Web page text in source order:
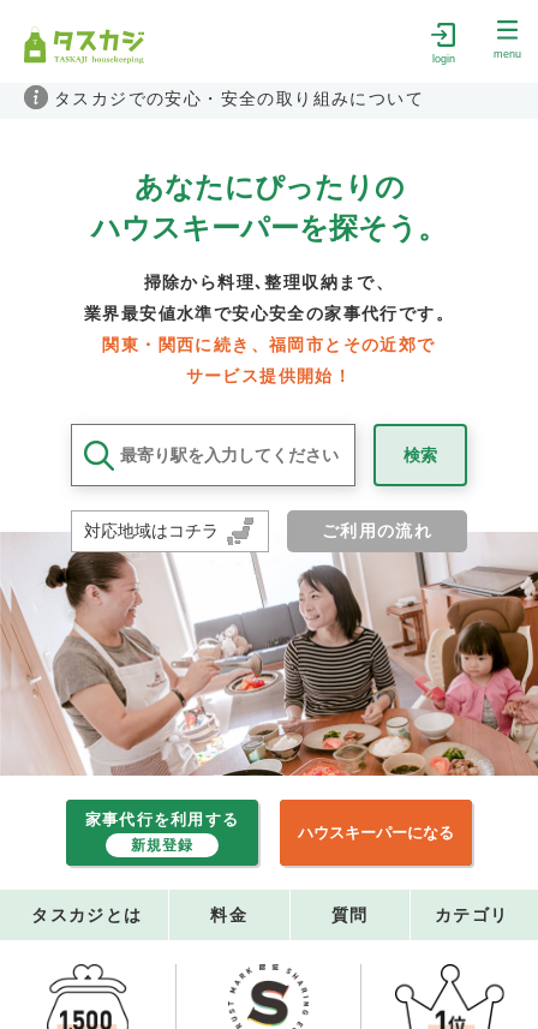
login menu
タスカジでの安心・安全の取り組みについて
あなたにぴったりの
ハウスキーパーを探そう。
掃除から料理､整理収納まで、
業界最安値水準で安心安全の家事代行です。
関東・関西に続き、福岡市とその近郊で
サービス提供開始！
対応地域はコチラ ご利用の流れ
家事代行を利用する
新規登録
ハウスキーパーになる
タスカジとは 料金 質問 カテゴリ